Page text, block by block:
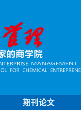
期刊论文